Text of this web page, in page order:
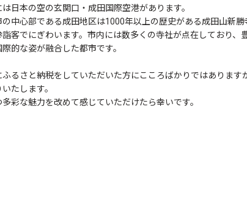
日本の空の玄関口・成田国際空港があります。
中心部である成田地区は1000年以上の歴史がある成田山新
客でにぎわいます。市内には数多くの寺社が点在しており、
的な姿が融合した都市です。
るさと納税をしていただいた方にこころばかりではあります
たします。
彩な魅力を改めて感じていただけたら幸いです。